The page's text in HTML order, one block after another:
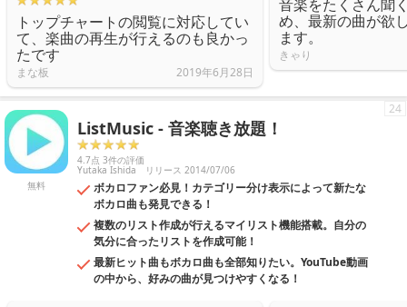
トップチャートの閲覧に対応してい
て、楽曲の再生が行えるのも良かっ
たです
まな板 2019年6月28日
音楽をたくさん聞
め、最新の曲が欲
ます。
きゃり
無料
ListMusic - 音楽聴き放題！
4.7点 3件の評価
Yutaka Ishida リリース 2014/07/06
ボカロファン必見！カテゴリー分け表示によって新たな
ボカロ曲も発見できる！
複数のリスト作成が行えるマイリスト機能搭載。自分の
気分に合ったリストを作成可能！
最新ヒット曲もボカロ曲も全部知りたい。YouTube動画
の中から、好みの曲が見つけやすくなる！
24